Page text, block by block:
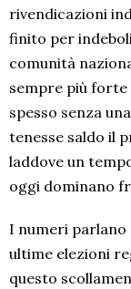
rivendicazioni
finito per
comunità
sempre più forte
spesso senza
tenesse saldo il
laddove un
oggi dominano
I numeri parlano
ultime elezioni
questo